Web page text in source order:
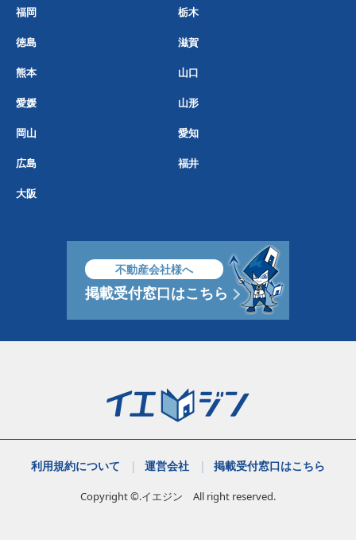
福岡 栃木
徳島 滋賀
熊本 山口
愛媛 山形
岡山 愛知
広島 福井
大阪
不動産会社様へ
掲載受付窓口はこちら
利用規約について 運営会社 掲載受付窓口はこちら
Copyright ©.イエジン All right reserved.